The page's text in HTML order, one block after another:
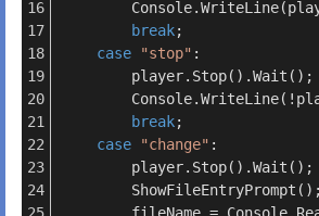
break;
case
"stop" :
        player.Stop().Wait();
break;
case
"change" :
        player.Stop().Wait();
        ShowFileEntryPrompt();